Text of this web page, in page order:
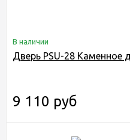
В наличии
Дверь PSU-28 Каменное
9 110 руб